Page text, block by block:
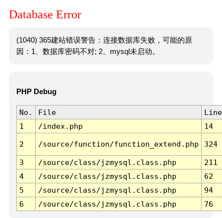
Database Error
(1040) 365建站错误警告：连接数据库失败，可能的原
因：1、数据库密码不对; 2、mysql未启动。
PHP Debug
No. File
Line
1
/index.php 14
2 /source/function/function_extend.php 324
3 /source/class/jzmysql.class.php
211
4
/source/class/jzmysql.class.php
62
5
/source/class/jzmysql.class.php
94
6
/source/class/jzmysql.class.php 76